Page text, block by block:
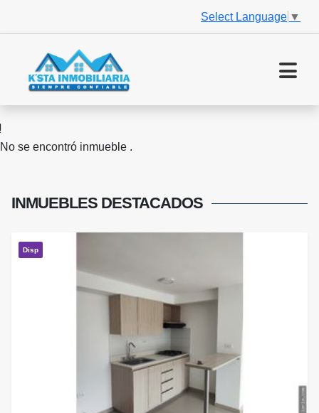
Select Language ▼
No se encontró inmueble .
INMUEBLES DESTACADOS
Disp